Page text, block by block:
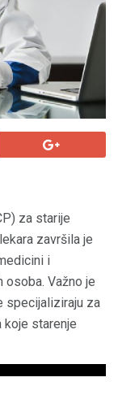
za starije
završila je
i
Važno je
specijaliziraju za
starenje